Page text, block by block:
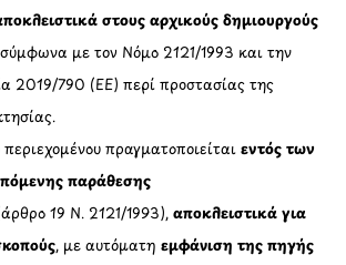
στους αρχικούς δημιουργούς
με τον Νόμο 2121/1993 και την
2019/790 (ΕΕ) περί προστασίας της
πραγματοποιείταιεντός των
παράθεσης
19 Ν. 2121/1993), αποκλειστικά για
, με αυτόματηεμφάνιση της πηγής